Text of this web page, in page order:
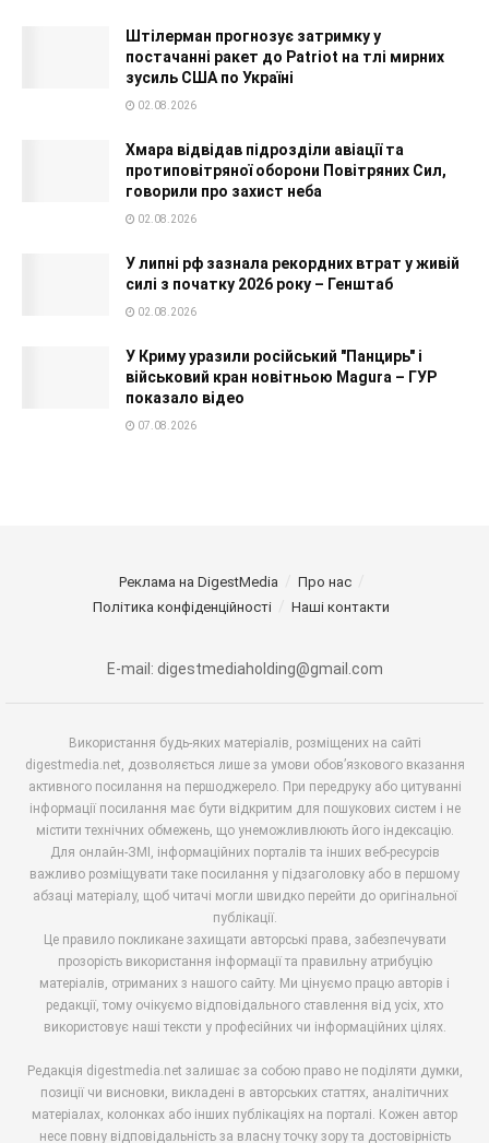
Штілерман прогнозує затримку у
постачанні ракет до Patriot на тлі мирних
зусиль США по Україні
02.08.2026
Хмара відвідав підрозділи авіації та
протиповітряної оборони Повітряних Сил,
говорили про захист неба
02.08.2026
У липні рф зазнала рекордних втрат у живій
силі з початку 2026 року – Генштаб
02.08.2026
У Криму уразили російський "Панцирь" і
військовий кран новітньою Magura – ГУР
показало відео
07.08.2026
Реклама на DigestMedia
Про нас
Політика конфіденційності
Наші контакти
E-mail: digestmediaholding@gmail.com
Використання будь-яких матеріалів, розміщених на сайті
digestmedia.net, дозволяється лише за умови обов’язкового вказання
активного посилання на першоджерело. При передруку або цитуванні
інформації посилання має бути відкритим для пошукових систем і не
містити технічних обмежень, що унеможливлюють його індексацію.
Для онлайн-ЗМІ, інформаційних порталів та інших веб-ресурсів
важливо розміщувати таке посилання у підзаголовку або в першому
абзаці матеріалу, щоб читачі могли швидко перейти до оригінальної
публікації.
Це правило покликане захищати авторські права, забезпечувати
прозорість використання інформації та правильну атрибуцію
матеріалів, отриманих з нашого сайту. Ми цінуємо працю авторів і
редакції, тому очікуємо відповідального ставлення від усіх, хто
використовує наші тексти у професійних чи інформаційних цілях.
Редакція digestmedia.net залишає за собою право не поділяти думки,
позиції чи висновки, викладені в авторських статтях, аналітичних
матеріалах, колонках або інших публікаціях на порталі. Кожен автор
несе повну відповідальність за власну точку зору та достовірність